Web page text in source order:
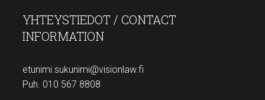
YHTEYSTIEDOT / CONTACT
INFORMATION
etunimi.sukunimi@visionlaw.fi
Puh. 010 567 8808